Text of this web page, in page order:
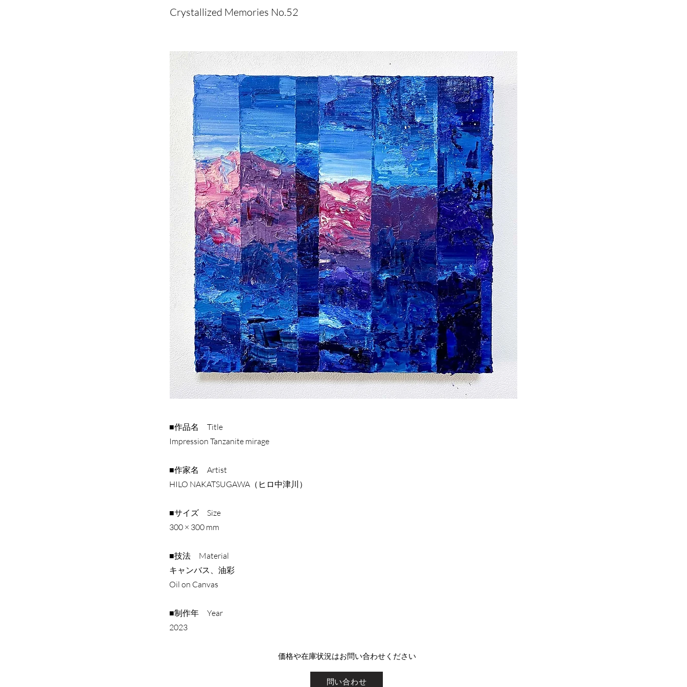
Crystallized Memories No.52
■作品名 Title
Impression Tanzanite mirage
■作家名 Artist
HILO NAKATSUGAWA（ヒロ中津川）
■サイズ Size
300 × 300 mm
Oil on Canvas
​2023
Crystallized Memories No.52
■作品名 Title
Impression Tanzanite mirage
■作家名 Artist
HILO NAKATSUGAWA（ヒロ中津川）
■サイズ Size
300 × 300 mm
■技法 Material
キャンバス、油彩
Oil on Canvas
■制作年 Year
​2023
​価格や在庫状況はお問い合わせください
問い合わせ